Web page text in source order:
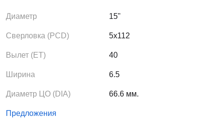
Диаметр 15"
Сверловка (PCD) 5x112
Вылет (ЕТ) 40
Ширина 6.5
Диаметр ЦО (DIA) 66.6 мм.
Предложения